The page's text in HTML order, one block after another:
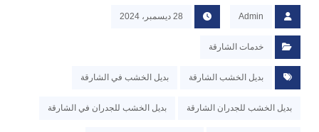
Admin 28 ديسمبر، 2024
خدمات الشارقة
بديل الخشب الشارقة بديل الخشب في الشارقة
بديل الخشب للجدران الشارقة بديل الخشب للجدران في الشارقة